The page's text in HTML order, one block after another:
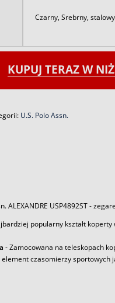
Czarny, Srebrny, stalowy
KUPUJ TERAZ W
U.S. Polo Assn.
ALEXANDRE USP4892ST -
popularny kształt
- Zamocowana na teleskopach
czasomierzy sportowych